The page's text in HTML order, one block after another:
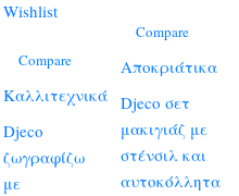
Wishlist
Compare
Καλλιτεχνικά
Djeco
ζωγραφίζω
με
Compare
Αποκριάτικα
Djeco σετ
μακιγιάζ με
στένσιλ και
αυτοκόλλητα